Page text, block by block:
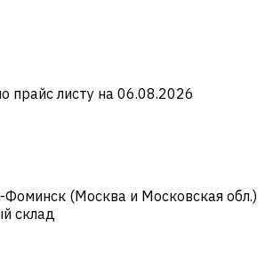
прайс листу на 06.08.2026
(Москва и Московская обл.)
склад